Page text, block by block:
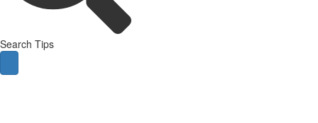
Search Tips